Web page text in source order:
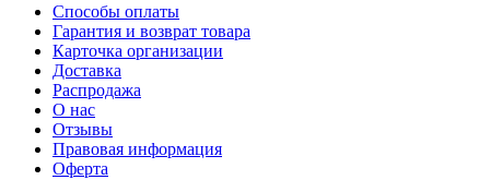
Способы оплаты
Гарантия и возврат товара
Карточка организации
Доставка
Распродажа
О нас
Отзывы
Правовая информация
Оферта